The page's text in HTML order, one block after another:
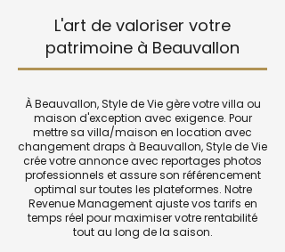
L'art de valoriser votre
patrimoine à Beauvallon
À Beauvallon, Style de Vie gère votre villa ou
maison d'exception avec exigence. Pour
mettre sa villa/maison en location avec
changement draps à Beauvallon, Style de Vie
crée votre annonce avec reportages photos
professionnels et assure son référencement
optimal sur toutes les plateformes. Notre
Revenue Management ajuste vos tarifs en
temps réel pour maximiser votre rentabilité
tout au long de la saison.